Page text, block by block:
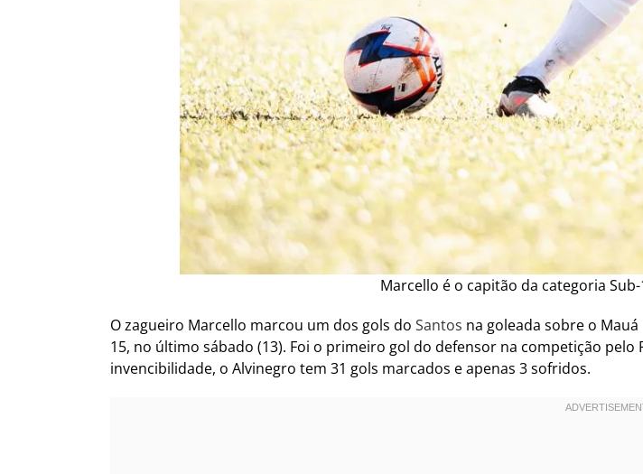
Marcello é o capitão da categoria
O zagueiro Marcello marcou um dos gols do Santos na goleada sobre o
15, no último sábado (13). Foi o primeiro gol do defensor na competição pelo
invencibilidade, o Alvinegro tem 31 gols marcados e apenas 3 sofridos.